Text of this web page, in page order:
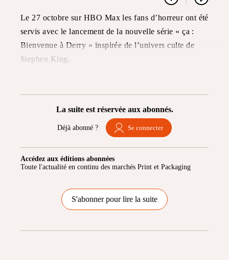
Le 27 octobre sur HBO Max les fans d’horreur ont été
servis avec le lancement de la nouvelle série « ça :
Bienvenue à Derry » inspirée de l’univers culte de
Stephen King.
La suite est réservée aux abonnés.
Déjà abonné ? Se connecter
Accédez aux éditions abonnées
Toute l'actualité en continu des marchés Print et Packaging
S'abonner pour lire la suite